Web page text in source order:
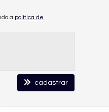
a política de
cadastrar